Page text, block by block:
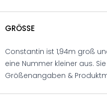
GRÖSSE
Constantin ist 1,94m groß
eine Nummer kleiner aus.
Größenangaben &